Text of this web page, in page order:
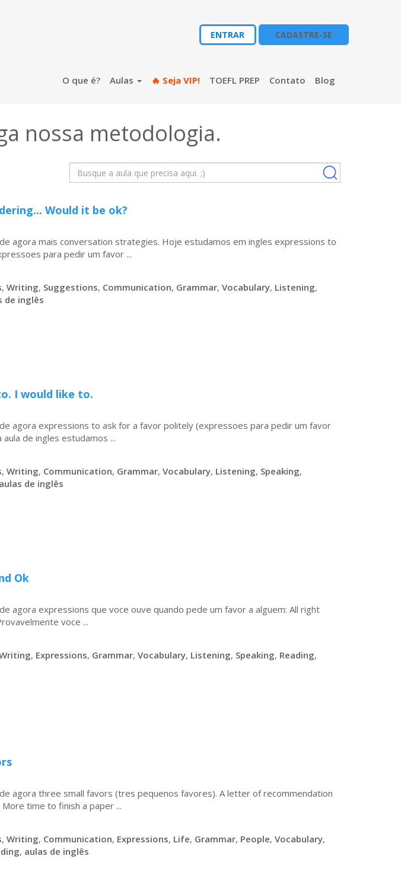
ENTRAR CADASTRE-SE
O que é? Aulas 🔥 Seja VIP! TOEFL PREP Contato Blog
nossa metodologia.
Would it be ok?
agora mais conversation strategies. Hoje estudamos em ingles expressions to
para pedir um favor ...
, Writing, Suggestions, Communication, Grammar, Vocabulary, Listening,
de inglês
I would like to.
agora expressions to ask for a favor politely (expressoes para pedir um favor
de ingles estudamos ...
, Writing, Communication, Grammar, Vocabulary, Listening, Speaking,
aulas de inglês
Ok
agora expressions que voce ouve quando pede um favor a alguem: All right
voce ...
, Expressions, Grammar, Vocabulary, Listening, Speaking, Reading,
agora three small favors (tres pequenos favores). A letter of recommendation
time to finish a paper ...
, Writing, Communication, Expressions, Life, Grammar, People, Vocabulary,
, aulas de inglês